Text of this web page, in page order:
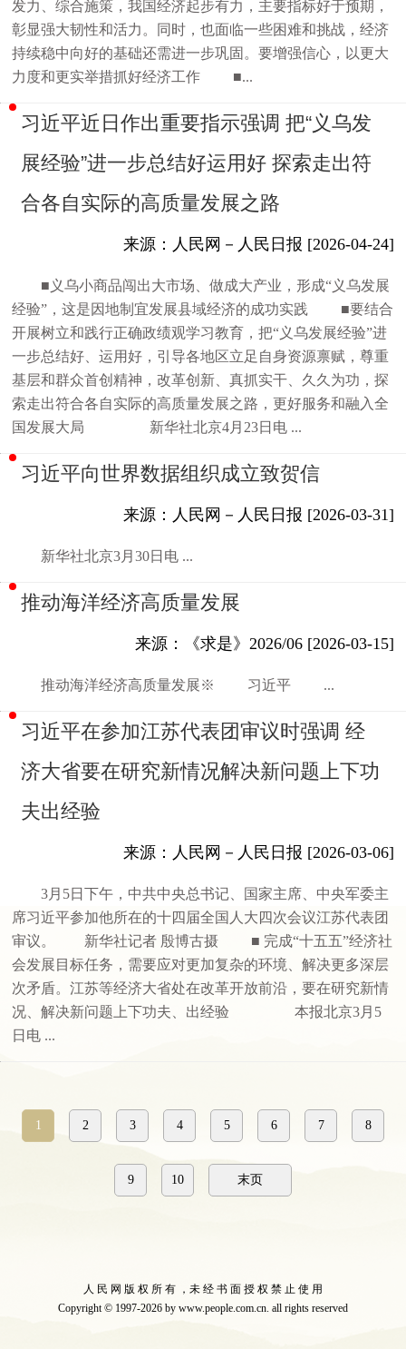
发力、综合施策，我国经济起步有力，主要指标好于预期，
彰显强大韧性和活力。同时，也面临一些困难和挑战，经济
持续稳中向好的基础还需进一步巩固。要增强信心，以更大
力度和更实举措抓好经济工作 ■...
习近平近日作出重要指示强调 把“义乌发
展经验”进一步总结好运用好 探索走出符
合各自实际的高质量发展之路
来源：人民网－人民日报 [2026-04-24]
■义乌小商品闯出大市场、做成大产业，形成“义乌发展
经验”，这是因地制宜发展县域经济的成功实践 ■要结合
开展树立和践行正确政绩观学习教育，把“义乌发展经验”进
一步总结好、运用好，引导各地区立足自身资源禀赋，尊重
基层和群众首创精神，改革创新、真抓实干、久久为功，探
索走出符合各自实际的高质量发展之路，更好服务和融入全
国发展大局 新华社北京4月23日电 ...
习近平向世界数据组织成立致贺信
来源：人民网－人民日报 [2026-03-31]
新华社北京3月30日电 ...
推动海洋经济高质量发展
来源：《求是》2026/06 [2026-03-15]
推动海洋经济高质量发展※ 习近平 ...
习近平在参加江苏代表团审议时强调 经
济大省要在研究新情况解决新问题上下功
夫出经验
来源：人民网－人民日报 [2026-03-06]
3月5日下午，中共中央总书记、国家主席、中央军委主
席习近平参加他所在的十四届全国人大四次会议江苏代表团
审议。 新华社记者 殷博古摄 ■ 完成“十五五”经济社
会发展目标任务，需要应对更加复杂的环境、解决更多深层
次矛盾。江苏等经济大省处在改革开放前沿，要在研究新情
况、解决新问题上下功夫、出经验 本报北京3月5
日电 ...
1 2 3 4 5 6 7 8
9 10 末页
人 民 网 版 权 所 有 ，未 经 书 面 授 权 禁 止 使 用
Copyright © 1997-2026 by www.people.com.cn. all rights reserved